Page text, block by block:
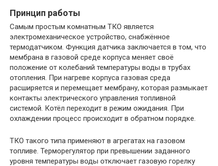
Принцип работы
Самым простым комнатным ТКО является
электромеханическое устройство, снабжённое
термодатчиком. Функция датчика заключается в том, что
мембрана в газовой среде корпуса меняет своё
положение от колебаний температуры воды в трубах
отопления. При нагреве корпуса газовая среда
расширяется и перемещает мембрану, которая размыкает
контакты электрического управления топливной
системой. Котёл переходит в режим ожидания. При
охлаждении процесс происходит в обратном порядке.
ТКО такого типа применяют в агрегатах на газовом
топливе. Терморегулятор при превышении заданного
уровня температуры воды отключает газовую горелку